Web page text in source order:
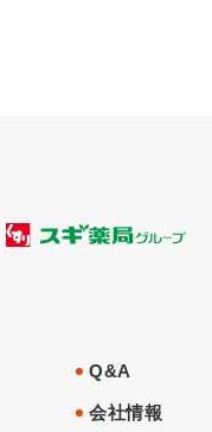
Q&A
会社情報